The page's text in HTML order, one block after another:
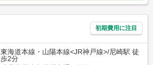
初期費用に注目
東海道本線・山陽本線<JR神戸線>/尼崎駅 徒
歩2分